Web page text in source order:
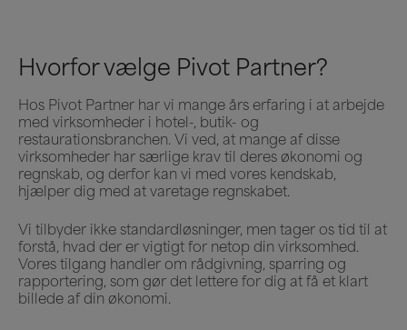
Hvorfor vælge Pivot Partner?
Hos Pivot Partner har vi mange års erfaring i at arbejde
med virksomheder i hotel-, butik- og
restaurationsbranchen. Vi ved, at mange af disse
virksomheder har særlige krav til deres økonomi og
regnskab, og derfor kan vi med vores kendskab,
hjælper dig med at varetage regnskabet.
Vi tilbyder ikke standardløsninger, men tager os tid til at
forstå, hvad der er vigtigt for netop din virksomhed.
Vores tilgang handler om rådgivning, sparring og
rapportering, som gør det lettere for dig at få et klart
billede af din økonomi.